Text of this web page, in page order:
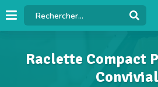
Raclette Compact